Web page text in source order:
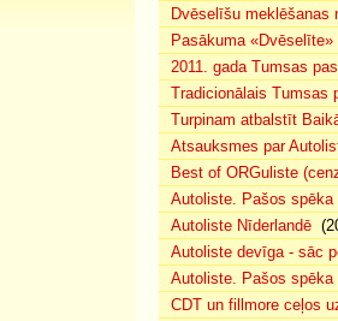
Dvēselīšu meklēšanas
Pasākuma
2011. gada Tumsas
Tradicionālais Tumsas
Turpinam atbalstīt
Atsauksmes par
Best of ORGuliste
Autoliste. Pašos
Autoliste Nīderlandē
Autoliste devīga - sāc
Autoliste. Pašos
CDT un fillmore ceļos